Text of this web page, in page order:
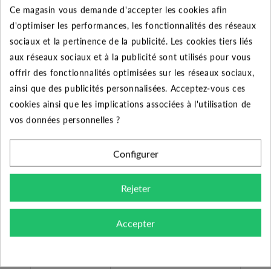
STEEL 37 M
automatique
MONO
230 V
3,1
Tableau des performances
Débit
(m3/h)
0 1,8 3,6 5,4 7,2 9
Pression
CARACTÉRISTIQUES GÉNÉRALES
Ce magasin vous demande d'accepter les cookies afin
d'optimiser les performances, les fonctionnalités des réseaux
sociaux et la pertinence de la publicité. Les cookies tiers liés
aux réseaux sociaux et à la publicité sont utilisés pour vous
offrir des fonctionnalités optimisées sur les réseaux sociaux,
ainsi que des publicités personnalisées. Acceptez-vous ces
cookies ainsi que les implications associées à l'utilisation de
vos données personnelles ?
Configurer
Rejeter
Accepter